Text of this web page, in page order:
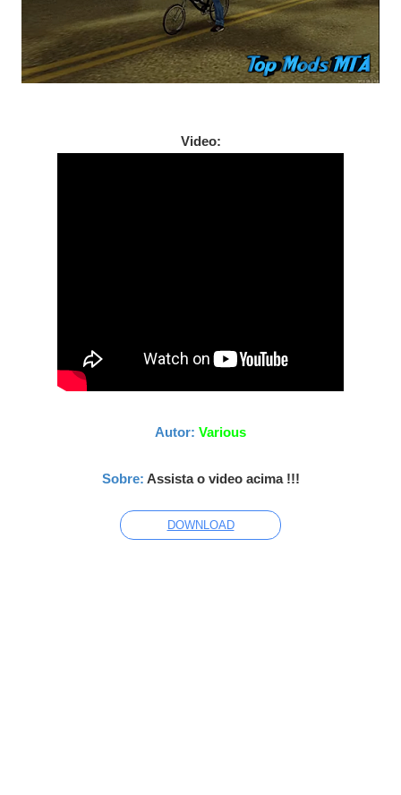
Video:
Autor: Various
Sobre: Assista o video acima !!!
DOWNLOAD